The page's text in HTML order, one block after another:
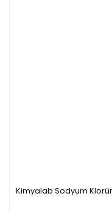
Kimyalab Sodyum